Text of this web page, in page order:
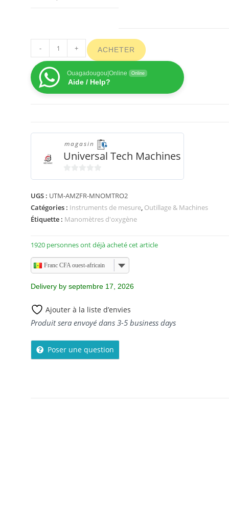
- + ACHETER
Ouagadougou|Online Online
Aide / Help?
magasin
Universal Tech Machines
u
r
5
UGS : UTM-AMZFR-MNOMTRO2
Catégories : Instruments de mesure, Outillage & Machines
Étiquette : Manomètres d'oxygène
1920 personnes ont déjà acheté cet article
Franc CFA ouest-africain
Delivery by septembre 17, 2026
Ajouter à la liste d’envies
Produit sera envoyé dans 3-5 business days
Poser une question